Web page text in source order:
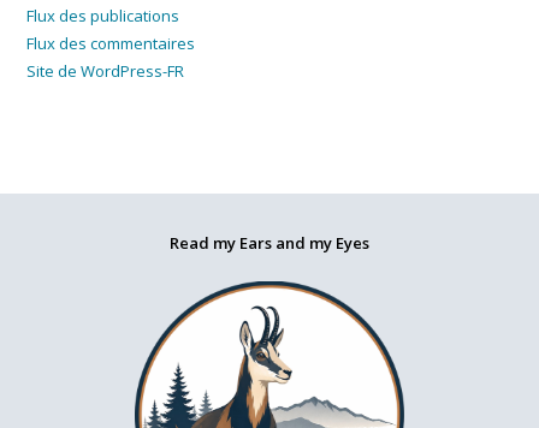
Flux des publications
Flux des commentaires
Site de WordPress-FR
Read my Ears and my Eyes